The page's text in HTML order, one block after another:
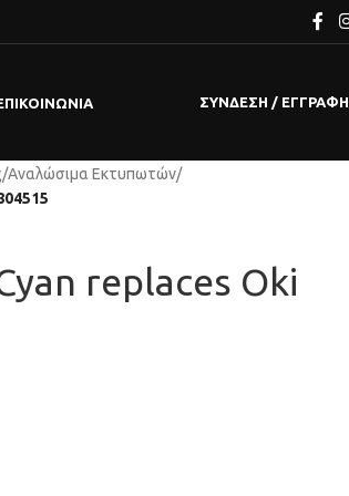
ΣΎΝΔΕΣΗ / ΕΓΓΡΑΦΉ
/Αναλώσιμα Εκτυπωτών/
replaces Oki